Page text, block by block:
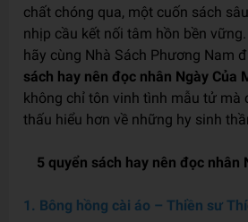
chất chóng qua, một cuốn sách
nhịp cầu kết nối tâm hồn bền
hãy cùng Nhà Sách Phương Nam
sách hay nên đọc nhân Ngày Của
không chỉ tôn vinh tình mẫu tử mà
thấu hiểu hơn về những hy sinh
5 quyển sách hay nên đọc nhân
1. Bông hồng cài áo – Thiền sư